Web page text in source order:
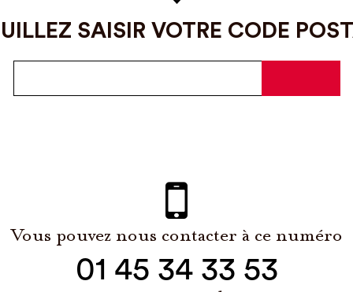
SAISIR VOTRE CODE
Vous pouvez nous contacter à ce numéro
01 45 34 33 53